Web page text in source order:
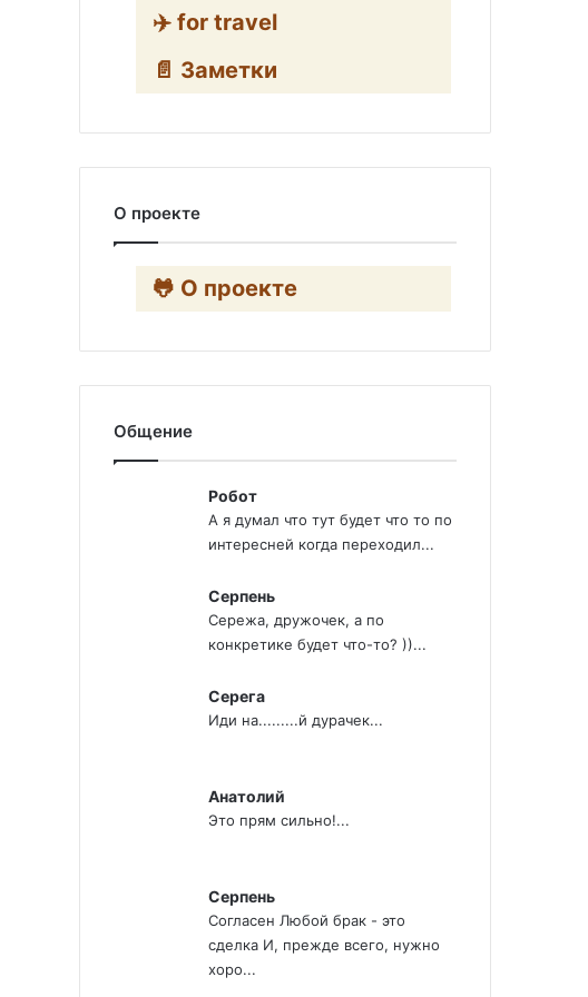
✈️ for travel
📄 Заметки
О проекте
🐸 О проекте
Общение
Робот
А я думал что тут будет что то по
интересней когда переходил...
Серпень
Сережа, дружочек, а по
конкретике будет что-то? ))...
Серега
Иди на.........й дурачек...
Анатолий
Это прям сильно!...
Серпень
Согласен Любой брак - это
сделка И, прежде всего, нужно
хоро...